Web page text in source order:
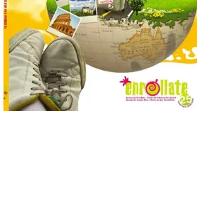
uno de los cielos
estrellados con menor
contaminación lumínica
de Europa, un recurso
natural que permite disfrutar de
actividades de astroturismo durante todo
el año. La Dirección General de Turismo
ha puesto en marcha diversas iniciativas
relacionadas […]